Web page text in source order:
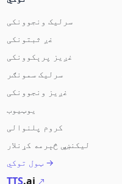
سرليک ونجوونکی
غږ ثبتونکی
غږيز پرېکوونکی
سرليک سمونګر
غږيز ونجوونکی
يوټيوب
کروم پلنوالی
ليکنښې څېرمه کړنلار
ټول توکي →
TTS.ai